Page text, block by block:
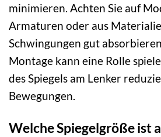
minimieren. Achten Sie auf
Armaturen oder aus
Schwingungen gut
Montage kann eine Rolle
des Spiegels am Lenker
Bewegungen.
Welche Spiegelgröße ist